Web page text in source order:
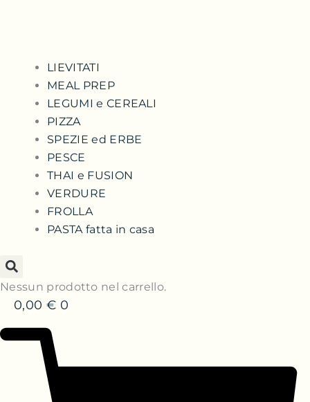
LIEVITATI
MEAL PREP
LEGUMI e CEREALI
PIZZA
SPEZIE ed ERBE
PESCE
THAI e FUSION
VERDURE
FROLLA
PASTA fatta in casa
Nessun prodotto nel carrello.
0,00 € 0